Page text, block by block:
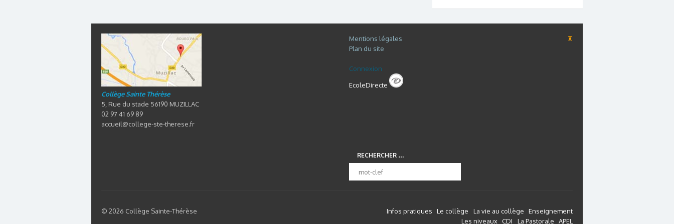
Collège Sainte Thérèse
5, Rue du stade 56190 MUZILLAC
02 97 41 69 89
accueil@college-ste-therese.fr
Mentions légales ⊼
Plan du site
Connexion
EcoleDirecte
RECHERCHER …
© 2026 Collège Sainte-Thérèse Infos pratiques Le collège La vie au collège
Enseignement
Les niveaux CDI La Pastorale APEL